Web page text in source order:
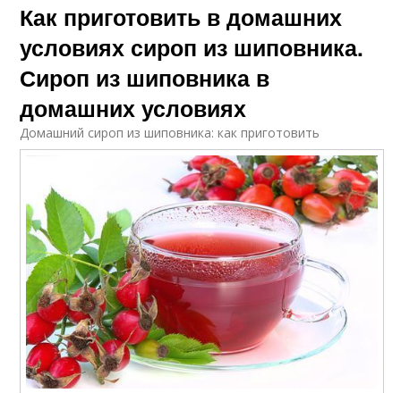
Как приготовить в домашних
условиях сироп из шиповника.
Сироп из шиповника в
домашних условиях
Домашний сироп из шиповника: как приготовить